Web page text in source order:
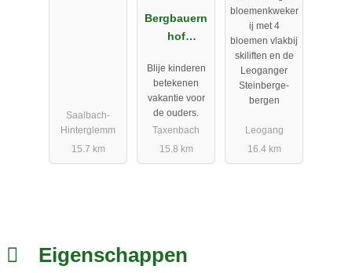
Saalbach-
Hinterglemm
15.7 km
Bergbauern
hof
dies
Oberhasenb
erghof
Blije kinderen
betekenen
vakantie voor
de ouders.
Taxenbach
15.8 km
Weißbachgu
t
bloemenkweker
ij met 4
bloemen vlakbij
skiliften en de
Leoganger
Steinberge-
bergen
Leogang
16.4 km
Eigenschappen